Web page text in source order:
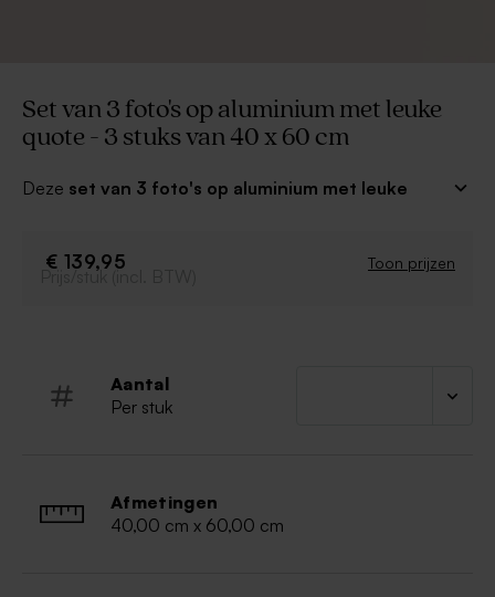
Set van 3 foto's op aluminium met leuke
quote - 3 stuks van 40 x 60 cm
Deze set van 3 foto's op aluminium met leuke
tekst en pas de kleuren aan voor een uniek resultaat.
Foto's gedrukt op aluminium (dibond) van 3 mm
dik
product niet in een pakjesautomaat geleverd
worden. Ook levering met Mondial Relay is niet
€ 139,95 Toon prijzen
Prijs/stuk (incl. BTW)
Aantal
Per stuk
Afmetingen
40,00 cm x 60,00 cm